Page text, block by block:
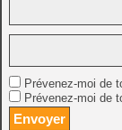
Prévenez-moi de
Prévenez-moi de